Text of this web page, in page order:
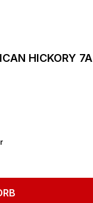
HICKORY 7A